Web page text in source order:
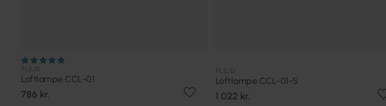
Loftlampe CCL-01
786 kr.
Loftlampe CCL-01-S
1 022 kr.